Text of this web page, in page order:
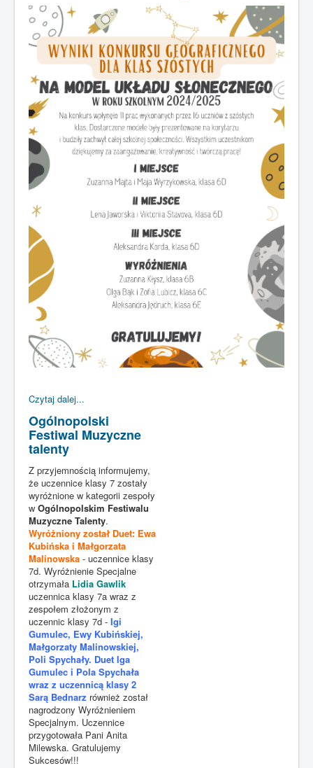
Czytaj dalej...
Ogólnopolski
Festiwal Muzyczne
talenty
Z przyjemnością informujemy,
że uczennice klasy 7 zostały
wyróżnione w kategorii zespoły
w Ogólnopolskim Festiwalu
Muzyczne Talenty.
Wyróżniony został Duet: Ewa
Kubińska i Małgorzata
Malinowska - uczennice klasy
7d. Wyróżnienie Specjalne
otrzymała Lidia Gawlik
uczennica klasy 7a wraz z
zespołem złożonym z
uczennic klasy 7d - Igi
Gumulec, Ewy Kubińskiej,
Małgorzaty Malinowskiej,
Poli Spychały. Duet Iga
Gumulec i Pola Spychała
wraz z uczennicą klasy 2
Sarą Bednarz również został
nagrodzony Wyróżnieniem
Specjalnym. Uczennice
przygotowała Pani Anita
Milewska. Gratulujemy
Sukcesów!!!